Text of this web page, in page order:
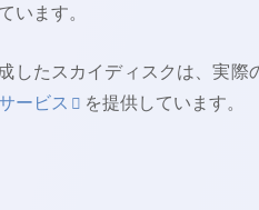
います。
したスカイディスクは、実際
ービス を提供しています。